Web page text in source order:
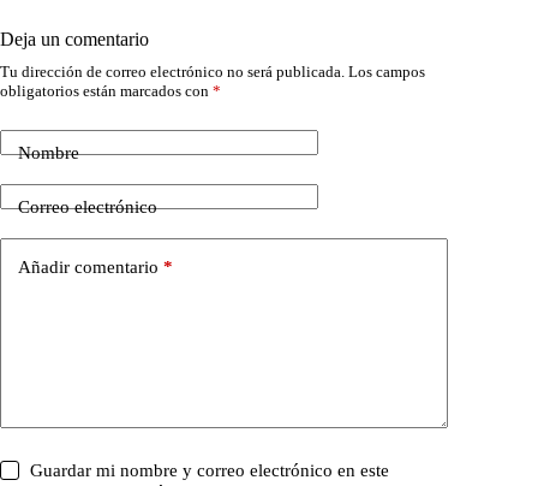
Deja un comentario
Tu dirección de correo electrónico no será publicada. Los campos
obligatorios están marcados con *
Nombre
Correo electrónico
Añadir comentario *
Guardar mi nombre y correo electrónico en este